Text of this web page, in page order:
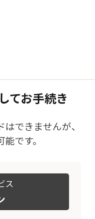
てお手続き
できませんが、
です。
ス